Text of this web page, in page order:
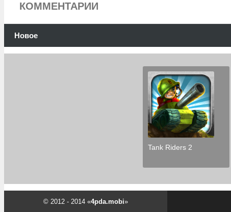
КОММЕНТАРИИ
Новое
Tank Riders 2
© 2012 - 2014 «4pda.mobi»